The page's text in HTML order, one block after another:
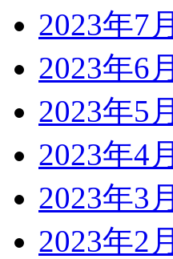
2023年7月
2023年6月
2023年5月
2023年4月
2023年3月
2023年2月